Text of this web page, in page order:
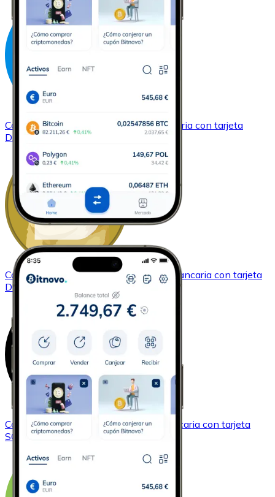
ComprarDash con transferencia bancaria con tarjeta
DASH
ComprarDogecoincon transferencia bancaria con tarjeta
DOGE
ComprarSolana con transferencia bancaria con tarjeta
SOL